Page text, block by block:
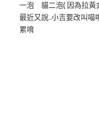
一泡 貓二泡( 因為拉黃
最近又說..小吉要改叫
累唷